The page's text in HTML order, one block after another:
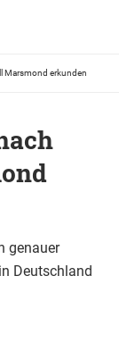
Marsmond erkunden
genauer
Deutschland